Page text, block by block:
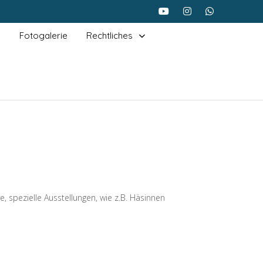
Fotogalerie Rechtliches
Ausstellungen, wie z.B. Häsinnen